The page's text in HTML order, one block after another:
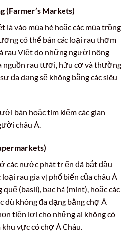
(Farmer’s Markets)
là vào mùa hè hoặc các mùa trồng
có thể bán các loại rau thơm
rau Việt do những người nông
nguồn rau tươi, hữu cơ và thường
đa dạng sẽ không bằng các siêu
bán hoặc tìm kiếm các gian
châu Á.
các nước phát triển đã bắt đầu
rau gia vị phổ biến của châu Á
(basil), bạc hà (mint), hoặc các
dù không đa dạng bằng chợ Á
tiện lợi cho những ai không có
vực có chợ Á Châu.